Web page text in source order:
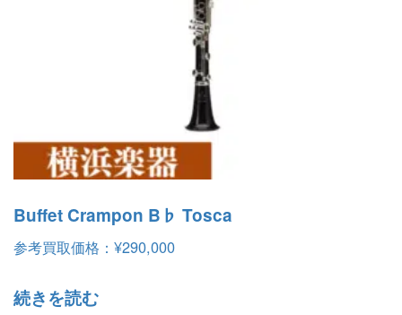
Buffet Crampon B♭ Tosca
参考買取価格： ¥290,000
続きを読む